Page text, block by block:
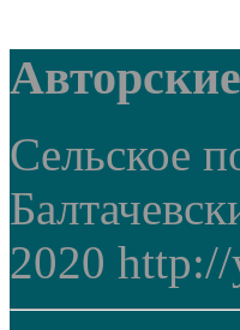
Сельское
2020 http://